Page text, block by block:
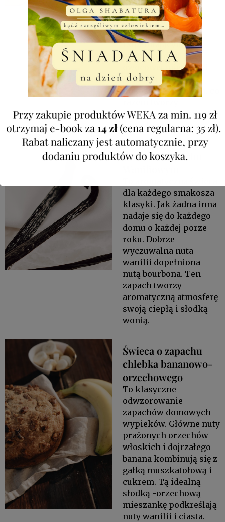
wiążą się z nutami
dojrzałego Mango i
brzoskwini.
Dopełniającym
elementem tej
owocowej mieszanki
jest baza z mleczka
kokosowego i cukru, co
luksusowa kombinacje
zapachów.
Świeca o zapachu
dla każdego smakosza
klasyki. Jak żadna inna
nadaje się do każdego
domu o każdej porze
roku. Dobrze
wyczuwalna nuta
wanilii dopełniona
nutą bourbona. Ten
zapach tworzy
aromatyczną atmosferę
swoją ciepłą i słodką
wonią.
Świeca o zapachu
chlebka bananowo-
orzechowego
To klasyczne
odwzorowanie
zapachów domowych
wypieków. Główne nuty
prażonych orzechów
włoskich i dojrzałego
banana kombinują się z
gałką muszkatołową i
cukrem. Tą idealną
słodką -orzechową
mieszankę podkreślają
nuty wanilii i ciasta.